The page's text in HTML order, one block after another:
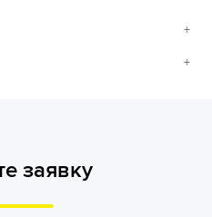
+
+
заявку